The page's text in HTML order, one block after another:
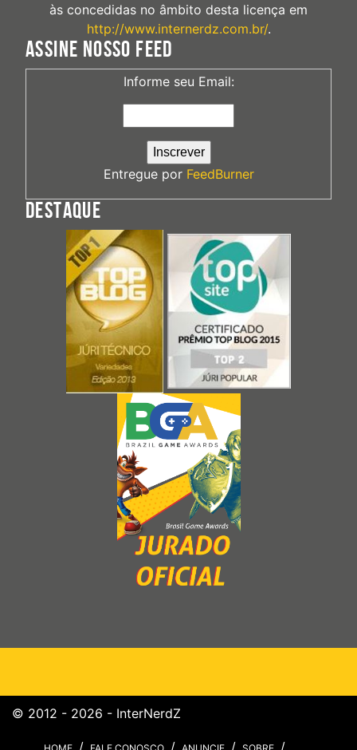
às concedidas no âmbito desta licença em
http://www.internerdz.com.br/.
ASSINE NOSSO FEED
Informe seu Email:
Entregue por FeedBurner
DESTAQUE
© 2012 - 2026 - InterNerdZ